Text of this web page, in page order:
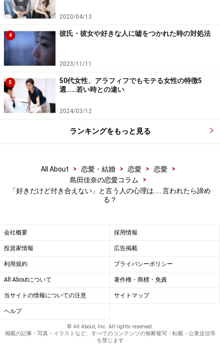
「好きだけど付き合えない」と言われら諦
めるべき？
勇気を出して好きな人に告白したら、返ってきた答えは
「好きだけど付き合えない」。
いっそ「好きじゃない」と振ってくれれば諦めもつくも
の。たとえそれが素直な気持ちだったとしても、付き合
えないのに「好きだけど」と前置きするのはズルいです
あなたに残された選択肢は3つ。
1. このままアッサリ引き下がる
諦める
3. 「付き合えない」が「付き合いたい」に変わるまで、
頑張ってみる
1を選ばないのであれば、ダメ元で手を変え品を変えア
プローチしてみてもいいでしょう。期間を決めて短期戦
で臨むか、諦めがつくまで延々と好きでいつづけるか
は、あなた次第。長期戦で「かけがえのない友人」の地
位を築き、信頼関係が生まれてから再度チャンスを伺う
2020/04/13
4 彼氏・彼女や好きな人に嘘をつかれた時の対処法
2023/11/11
5
50代女性、アラフィフでもモテる女性の特徴5
選……若い時との違い
2024/03/12
ランキングをもっと見る
All About > 恋愛・結婚 > 恋愛 > 恋愛
>
島田佳奈の恋愛コラム
>
「好きだけど付き合えない」と言う人の心理は……言われたら諦め
る？
会社概要 採用情報
投資家情報 広告掲載
利用規約 プライバシーポリシー
All Aboutについて 著作権・商標・免責
当サイトの情報についての注意 サイトマップ
ヘルプ
© All About, Inc. All rights reserved.
掲載の記事・写真・イラストなど、すべてのコンテンツの無断複写・転載・公衆送信等
を禁じます